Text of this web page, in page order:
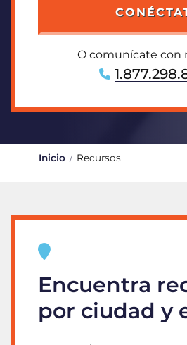
O comunícate con
Inicio Recursos
Encuentra
por ciudad y